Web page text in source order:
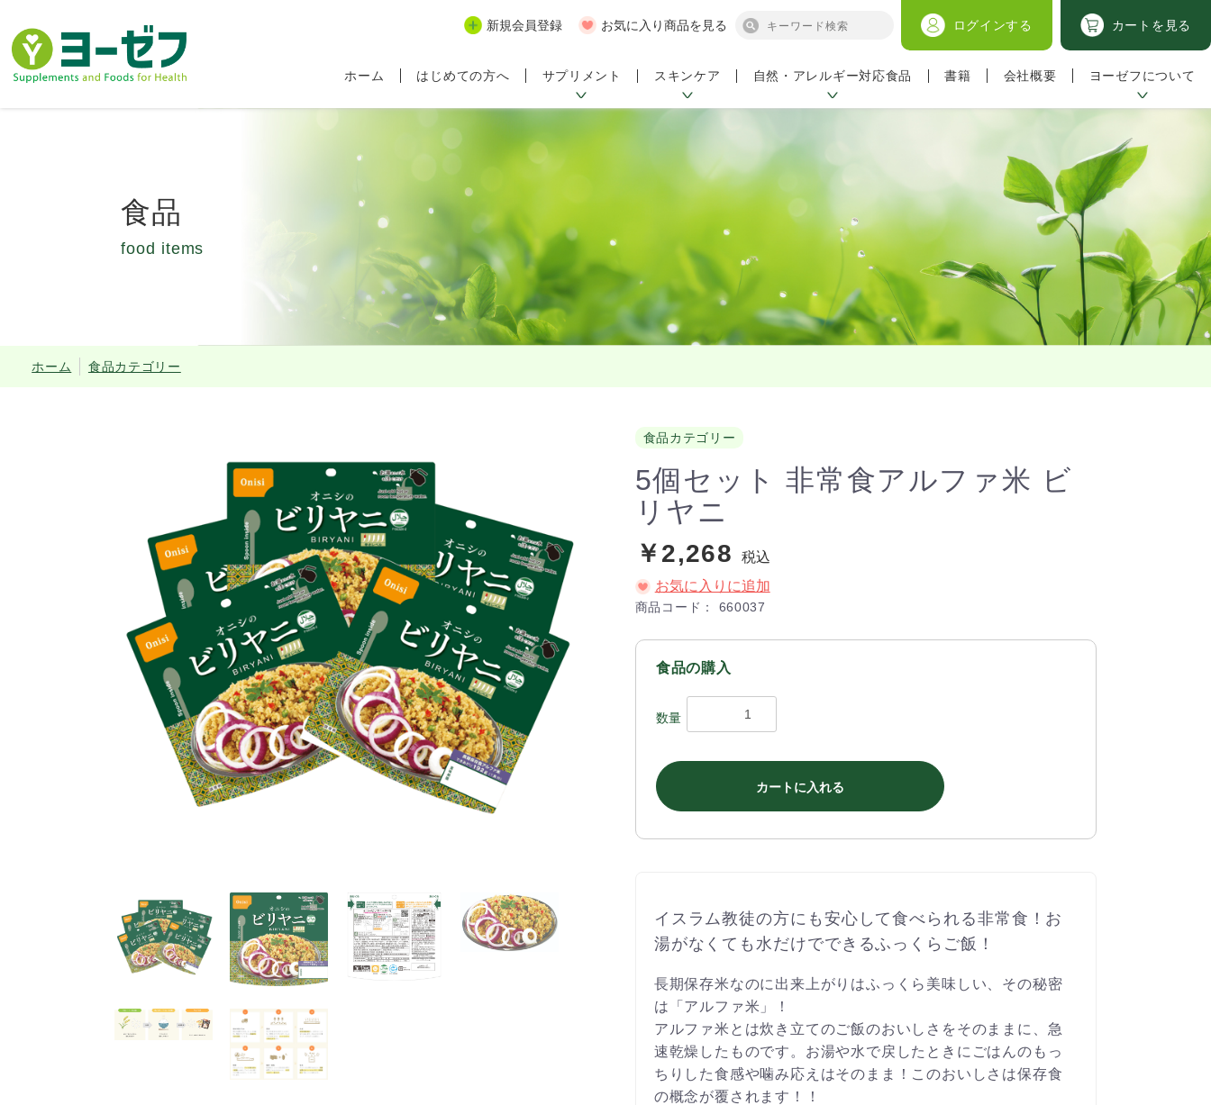
新規会員登録 お気に入り商品を見る ログインする カートを見る
ホーム はじめての方へ サプリメント スキンケア 自然・アレルギー対応食品 書籍 会社概要 ヨーゼフについて
食品
food items
ホーム 食品カテゴリー
食品カテゴリー
5個セット 非常食アルファ米 ビ
リヤニ
￥2,268
税込
お気に入りに追加
商品コード： 660037
食品の購入
数量
カートに入れる
イスラム教徒の方にも安心して食べられる非常食！お
湯がなくても水だけでできるふっくらご飯！
長期保存米なのに出来上がりはふっくら美味しい、その秘密
は「アルファ米」！
アルファ米とは炊き立てのご飯のおいしさをそのままに、急
速乾燥したものです。お湯や水で戻したときにごはんのもっ
ちりした食感や噛み応えはそのまま！このおいしさは保存食
の概念が覆されます！！